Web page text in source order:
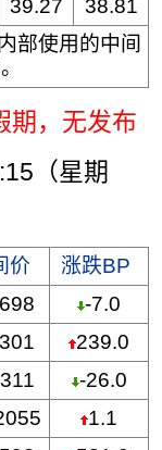
39.27
38.81
部使用的中间
期，无发布
（星期
价
涨跌BP
-7.0
239.0
-26.0
1.1